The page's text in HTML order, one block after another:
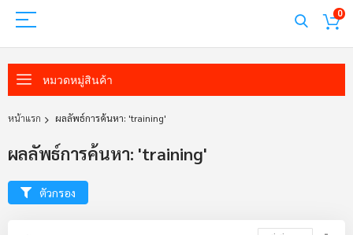
0
หมวดหมู่สินค้า
หน้าแรก ผลลัพธ์การค้นหา: 'training'
ผลลัพธ์การค้นหา: 'training'
ตัวกรอง